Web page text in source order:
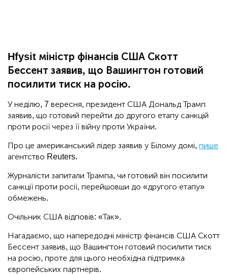
Hfysit міністр фінансів США Скотт
Бессент заявив, що Вашингтон готовий
посилити тиск на росію.
У неділю, 7 вересня, президент США Дональд Трамп
заявив, що готовий перейти до другого етапу санкцій
проти росії через її війну проти України.
Про це американський лідер заявив у Білому домі, пише
агентство Reuters.
Журналісти запитали Трампа, чи готовий він посилити
санкції проти росії, перейшовши до «другого етапу»
обмежень.
Очільник США відповів: «Так».
Нагадаємо, що напередодні міністр фінансів США Скотт
Бессент заявив, що Вашингтон готовий посилити тиск
на росію, проте для цього необхідна підтримка
європейських партнерів.